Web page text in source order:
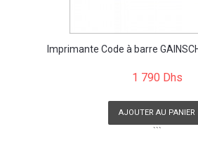
Imprimante Code à barre
1 790 Dhs
AJOUTER AU PANIER
```